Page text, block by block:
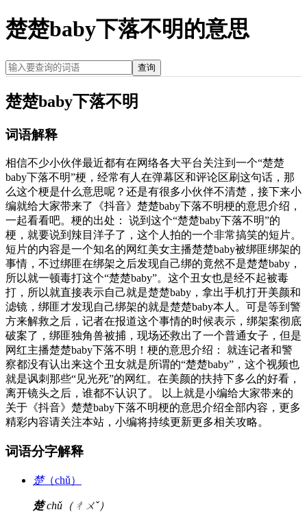
楚楚baby下落不明的意思
查询
楚楚baby下落不明
词语解释
相信不少小伙伴最近都有在网络各大平台关注到一个“楚楚
baby下落不明”梗，经常有人在弹幕区和评论区刷这句话，那
么这个梗是什么意思呢？还是有很多小伙伴不清楚，接下来小
编就给大家带来了《抖音》楚楚baby下落不明梗的意思介绍，
一起看看吧。梗的出处： 说到这个“楚楚baby下落不明”的
梗，就要说到辣目洋子了，这个人拍的一个非常搞笑的短片。
短片的内容是一个知名的网红美女主播楚楚baby被绑匪绑架的
事情，不过绑匪在绑架之后发现自己绑的竟然不是楚楚baby，
所以就一顿毒打这个“楚楚baby”。这个丑女也是经不起被毒
打，所以就直接表示自己就是楚楚baby，拿出手机打开美颜和
滤镜，绑匪才发现自己绑架的就是楚楚baby本人。可是等到警
方来解救之后，记者在报道这个事情的时候表示，绑架案彻底
破案了，绑匪独角兽被捕，现场还救出了一个普通女子，但是
网红主播楚楚baby下落不明！梗的意思介绍： 就连记者和警
察都没有认出来这个丑女就是所谓的“楚楚baby”，这个视频也
就是讽刺那些“见光死”的网红。在美颜的扶持下多么的好看，
离开镜头之后，谁都不认识了。 以上就是小编给大家带来的
关于《抖音》楚楚baby下落不明梗的意思介绍全部内容，更多
精彩内容请关注本站，小编将持续更新更多相关攻略。
词语分字解释
楚（chǔ）
楚chǔ（ㄔㄨˇ）